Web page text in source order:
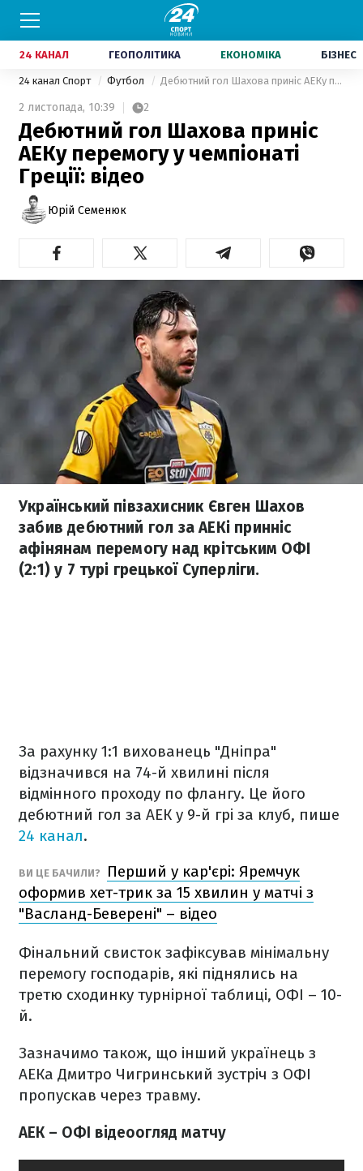
24 КАНАЛ ГЕОПОЛІТИКА ЕКОНОМІКА БІЗНЕС
24 канал Спорт Футбол Дебютний гол Шахова приніс АЕКу перемогу у чемпіонаті Греції: відео
2 листопада, 10:39 2
Дебютний гол Шахова приніс
АЕКу перемогу у чемпіонаті
Греції: відео
Юрій Семенюк
Український півзахисник Євген Шахов
забив дебютний гол за АЕКі принніс
афінянам перемогу над крітським ОФІ
(2:1) у 7 турі грецької Суперліги.
За рахунку 1:1 вихованець "Дніпра"
відзначився на 74-й хвилині після
відмінного проходу по флангу. Це його
дебютний гол за АЕК у 9-й грі за клуб, пише
24 канал.
ВИ ЦЕ БАЧИЛИ?
Перший у кар'єрі: Яремчук
оформив хет-трик за 15 хвилин у матчі з
"Васланд-Беверені" – відео
Фінальний свисток зафіксував мінімальну
перемогу господарів, які піднялись на
третю сходинку турнірної таблиці, ОФІ – 10-
й.
Зазначимо також, що інший українець з
АЕКа Дмитро Чигринський зустріч з ОФІ
пропускав через травму.
АЕК – ОФІ відеоогляд матчу